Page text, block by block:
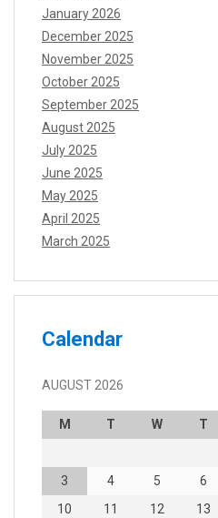
January 2026
December 2025
November 2025
October 2025
September 2025
August 2025
July 2025
June 2025
May 2025
April 2025
March 2025
Calendar
AUGUST 2026
M T W T
3
4 5 6
10
11 12 13